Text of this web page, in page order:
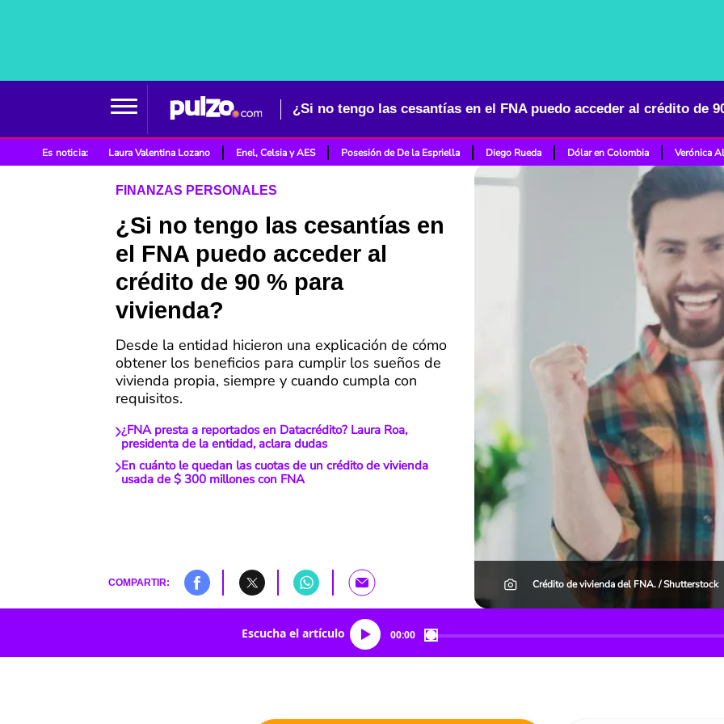
¿Si no tengo las cesantías en el FNA puedo acceder al crédito de
Es noticia: Laura Valentina Lozano Enel, Celsia y AES Posesión de De la Espriella Diego Rueda Dólar en Colombia Verónica
FINANZAS PERSONALES
¿Si no tengo las cesantías en
el FNA puedo acceder al
crédito de 90 % para
vivienda?
Desde la entidad hicieron una explicación de cómo
obtener los beneficios para cumplir los sueños de
vivienda propia, siempre y cuando cumpla con
requisitos.
¿FNA presta a reportados en Datacrédito? Laura Roa,
presidenta de la entidad, aclara dudas
En cuánto le quedan las cuotas de un crédito de vivienda
usada de $ 300 millones con FNA
COMPARTIR: Crédito de vivienda del FNA. / Shutterstock
Escucha el artículo 00:00